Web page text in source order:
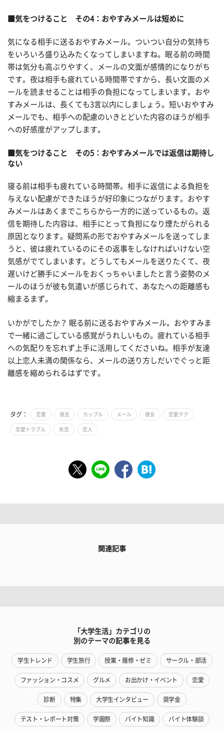
■気をつけること その4：おやすみメールは短めに
気になる相手に送るおやすみメール。ついつい自分の気持ち
をいろいろ盛り込みたくなってしまいますね。眠る前の時間
帯は気分も高ぶりやすく、メールの文面が感情的になりがち
です。夜は相手も疲れている時間帯ですから、長い文面のメ
ールを読ませることは相手の負担になってしまいます。おや
すみメールは、長くても3言以内にしましょう。短いおやすみ
メールでも、相手への配慮のいきとどいた内容のほうが相手
への好感度がアップします。
■気をつけること その5：おやすみメールでは返信は期待し
ない
寝る前は相手も疲れている時間帯。相手に返信による負担を
与えない配慮ができたほうが好印象につながります。おやす
みメールはあくまでこちらから一方的に送っているもの。返
信を期待した内容は、相手にとって負担になり煙たがられる
原因となります。疑問系の形でおやすみメールを送ってしま
うと、彼は疲れているのにその返事をしなければいけない空
気感がでてしまいます。どうしてもメールを送りたくて、夜
遅いけど勝手にメールをおくっちゃいましたと言う姿勢のメ
ールのほうが彼も気遣いが感じられて、あなたへの距離感も
縮まるまず。
いかがでしたか？ 眠る前に送るおやすみメール。おやすみま
で一緒に過ごしている感覚がうれしいもの。疲れている相手
への気配りを忘れず上手に活用してくださいね。相手が友達
以上恋人未満の関係なら、メールの送り方しだいでぐっと距
離感を縮められるはずです。
タグ： 恋愛 彼氏 カップル メール 彼女 恋愛テク
恋愛トラブル 失恋 恋人
関連記事
「大学生活」カテゴリの
別のテーマの記事を見る
学生トレンド 学生旅行 授業・履修・ゼミ サークル・部活
ファッション・コスメ グルメ お出かけ・イベント 恋愛
診断 特集 大学生インタビュー 奨学金
テスト・レポート対策 学園祭 バイト知識 バイト体験談